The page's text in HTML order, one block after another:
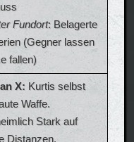
Fundort: Belagerte
(Gegner lassen
fallen)
X: Kurtis selbst
Waffe.
Stark auf
Distanzen.